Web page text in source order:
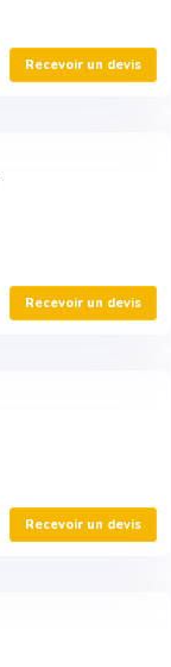
Recevoir un devis
Recevoir un devis
Recevoir un devis